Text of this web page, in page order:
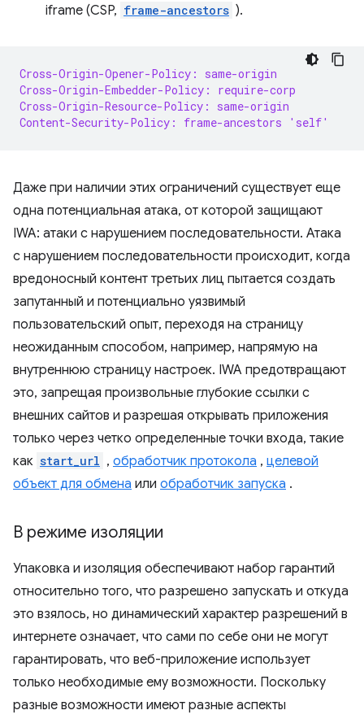
iframe (CSP, frame-ancestors ).
Cross-Origin-Opener-Policy: same-origin
Cross-Origin-Embedder-Policy: require-corp
Cross-Origin-Resource-Policy: same-origin
Content-Security-Policy: frame-ancestors 'self'
Даже при наличии этих ограничений существует еще
одна потенциальная атака, от которой защищают
IWA: атаки с нарушением последовательности. Атака
с нарушением последовательности происходит, когда
вредоносный контент третьих лиц пытается создать
запутанный и потенциально уязвимый
пользовательский опыт, переходя на страницу
неожиданным способом, например, напрямую на
внутреннюю страницу настроек. IWA предотвращают
это, запрещая произвольные глубокие ссылки с
внешних сайтов и разрешая открывать приложения
только через четко определенные точки входа, такие
как start_url , обработчик протокола , целевой
объект для обмена или обработчик запуска .
В режиме изоляции
Упаковка и изоляция обеспечивают набор гарантий
относительно того, что разрешено запускать и откуда
это взялось, но динамический характер разрешений в
интернете означает, что сами по себе они не могут
гарантировать, что веб-приложение использует
только необходимые ему возможности. Поскольку
разные возможности имеют разные аспекты